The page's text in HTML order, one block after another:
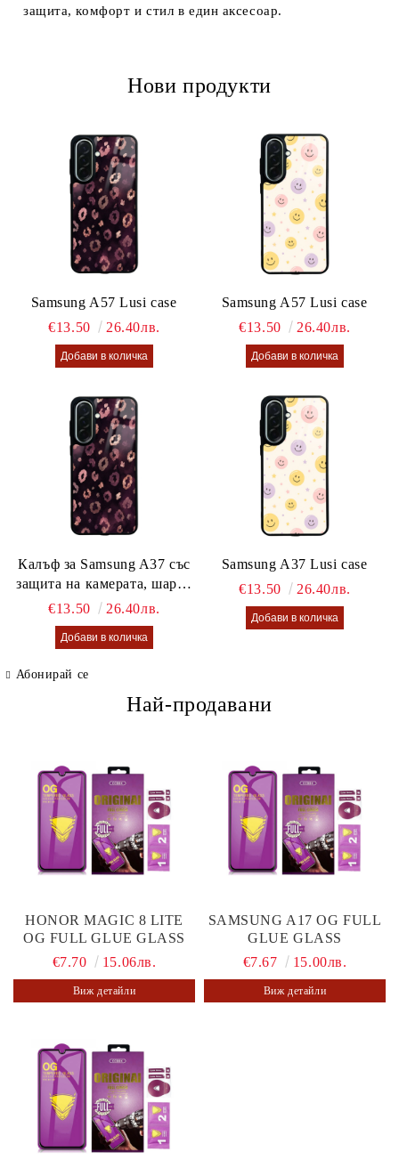
защита, комфорт и стил в един аксесоар.
Нови продукти
Samsung A57 Lusi case
€13.50
26.40лв.
Samsung A57 Lusi case
€13.50
26.40лв.
Калъф за Samsung A37 със
защита на камерата, шарен
калъф Lusi case
€13.50 26.40лв.
Samsung A37 Lusi case
€13.50
26.40лв.
Абонирай се
Най-продавани
HONOR MAGIC 8 LITE
OG FULL GLUE GLASS
€7.70
15.06лв.
Виж детайли
SAMSUNG A17 OG FULL
GLUE GLASS
€7.67
15.00лв.
Виж детайли